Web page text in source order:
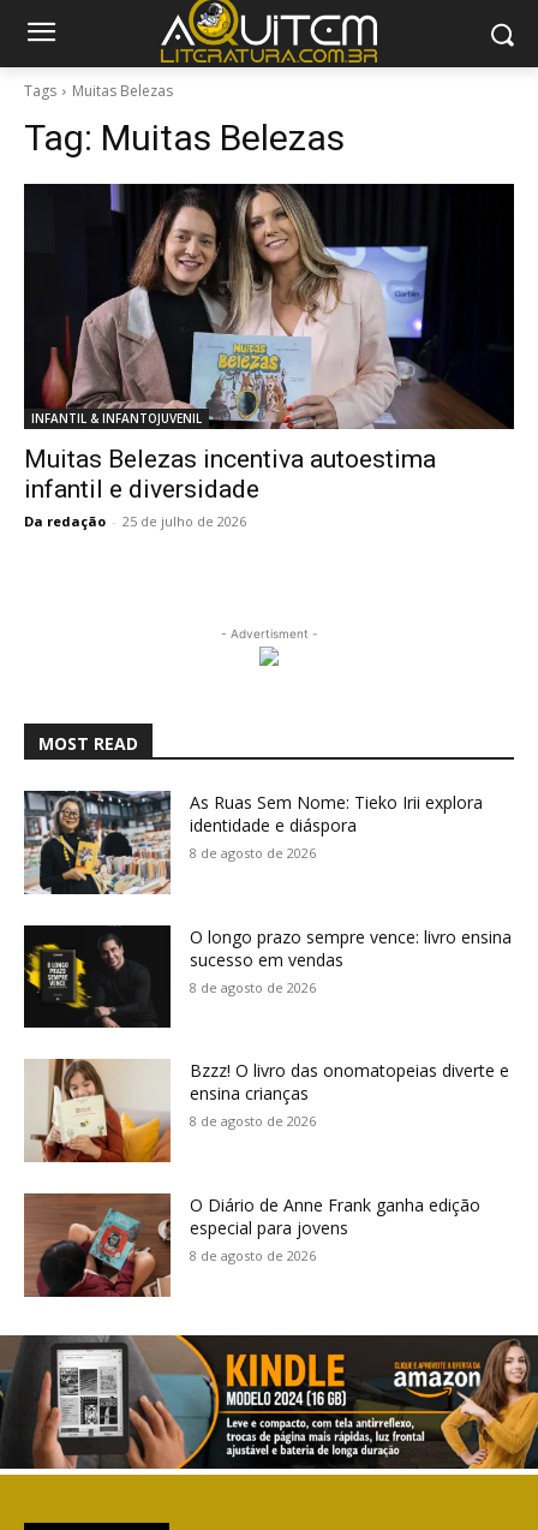
Tags Muitas Belezas
Tag: Muitas Belezas
INFANTIL & INFANTOJUVENIL
Muitas Belezas incentiva autoestima
infantil e diversidade
Da redação - 25 de julho de 2026
- Advertisment -
MOST READ
As Ruas Sem Nome: Tieko Irii explora
identidade e diáspora
8 de agosto de 2026
O longo prazo sempre vence: livro ensina
sucesso em vendas
8 de agosto de 2026
Bzzz! O livro das onomatopeias diverte e
ensina crianças
8 de agosto de 2026
O Diário de Anne Frank ganha edição
especial para jovens
8 de agosto de 2026